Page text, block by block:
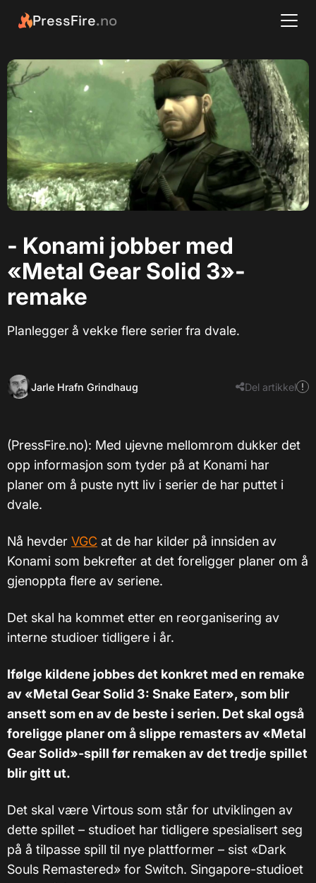
PressFire.no
- Konami jobber med
«Metal Gear Solid 3»-
remake
Planlegger å vekke flere serier fra dvale.
Jarle Hrafn Grindhaug Del artikkel
(PressFire.no): Med ujevne mellomrom dukker det
opp informasjon som tyder på at Konami har
planer om å puste nytt liv i serier de har puttet i
dvale.
Nå hevder VGC ​at de har kilder på innsiden av
Konami som bekrefter at det foreligger planer om å
gjenoppta flere av seriene.
Det skal ha kommet etter en reorganisering av
interne studioer tidligere i år.
Ifølge kildene jobbes det konkret med en remake
av «Metal Gear Solid 3: Snake Eater», som blir
ansett som en av de beste i serien. Det skal også
foreligge planer om å slippe remasters av «Metal
Gea​r Solid»-​spill før remaken av det tredje spillet
blir gitt ut.
Det skal være Virtous som står for utviklingen av
dette spillet – studioet har tidligere spesialisert seg
på å tilpasse spill til nye plattformer – sist «Dark
Souls Remastered» for Switch. Singapore-studioet